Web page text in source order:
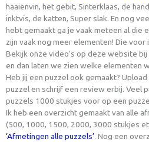
haaienvin, het gebit, Sinterklaas, de
inktvis, de katten, Super slak. En nog
hebt gemaakt ga je vaak meteen al die
zijn vaak nog meer elementen! Die
Bekijk onze video’s op deze website
en dan laten we zien welke elementen
Heb jij een puzzel ook gemaakt?
puzzel en schrijf een review erbij. Veel
puzzels 1000 stukjes voor op een
Ik heb een overzicht gemaakt van alle
(500, 1000, 1500, 2000, 3000 stukjes
‘Afmetingen alle puzzels’. Nog een